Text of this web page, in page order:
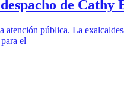
de
pública. La
el